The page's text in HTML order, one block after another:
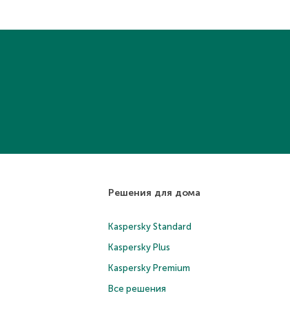
Решения для дома
Kaspersky Standard
Kaspersky Plus
Kaspersky Premium
Все решения